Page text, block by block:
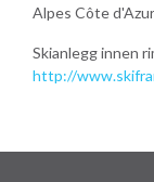
Alpes Côte
Skianlegg innen
http://